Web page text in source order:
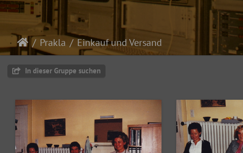
Prakla Einkauf und Versand
In dieser Gruppe suchen